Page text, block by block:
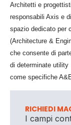
Architetti e
responsabili Axis e
spazio dedicato per
(Architecture &
che consente di
di determinate utility
come specifiche
RICHIEDI
I campi